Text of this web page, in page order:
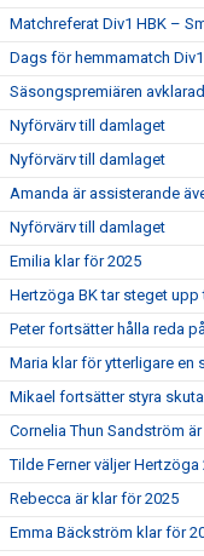
Matchreferat Div1 HBK –
Dags för hemmamatch Div1
Säsongspremiären
Nyförvärv till damlaget
Nyförvärv till damlaget
Amanda är assisterande
Nyförvärv till damlaget
Emilia klar för 2025
Hertzöga BK tar steget upp
Peter fortsätter hålla reda
Maria klar för ytterligare en
Mikael fortsätter styra
Cornelia Thun Sandström
Tilde Ferner väljer Hertzöga
Rebecca är klar för 2025
Emma Bäckström klar för